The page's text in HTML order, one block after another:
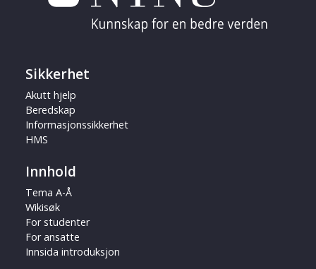
Sikkerhet
Akutt hjelp
Beredskap
Informasjonssikkerhet
HMS
Innhold
Tema A-Å
Wikisøk
For studenter
For ansatte
Innsida introduksjon